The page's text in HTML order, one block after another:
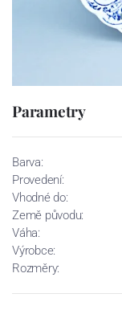
Parametry
Barva:
Provedení:
Vhodné do:
Země původu:
Váha:
Výrobce:
Rozměry: